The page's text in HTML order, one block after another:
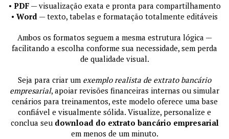
• PDF— visualização exata e pronta para compartilhamento
• Word — texto, tabelas e formatação totalmente editáveis
Ambos os formatos seguem a mesma estrutura lógica —
facilitando a escolha conforme sua necessidade, sem perda
de qualidade visual.
Seja para criar um exemplo realista de extrato bancário
empresarial, apoiar revisões financeiras internas ou simular
cenários para treinamentos, este modelo oferece uma base
confiável e visualmente sólida. Visualize, personalize e
conclua seu download do extrato bancário empresarial
em menos de um minuto.